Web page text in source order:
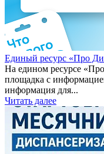
Единый ресурс «Про
На едином ресурсе
площадка с
информация для...
Читать далее